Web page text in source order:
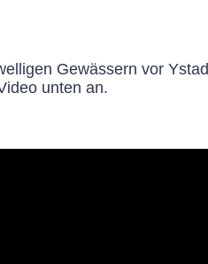
Gewässern vor
unten an.